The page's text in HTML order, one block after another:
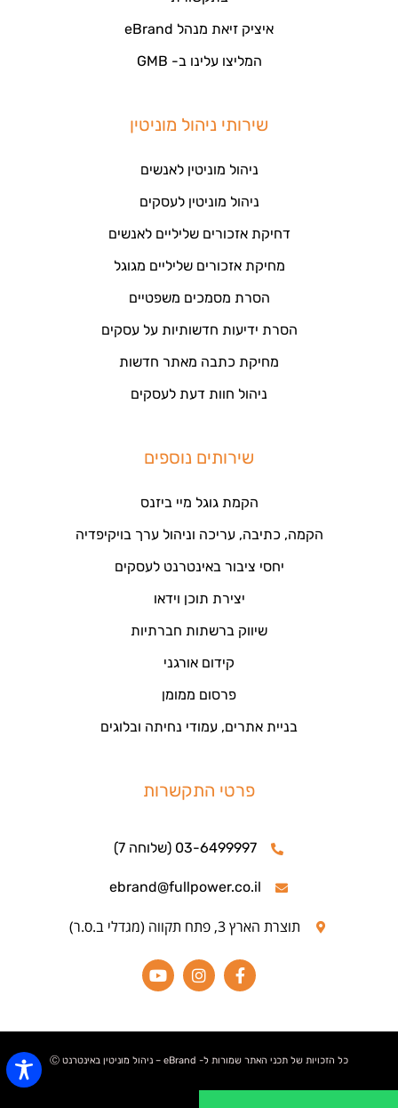
איציק זיאת מנהל eBrand
המליצו עלינו ב- GMB
שירותי ניהול מוניטין
ניהול מוניטין לאנשים
ניהול מוניטין לעסקים
דחיקת אזכורים שליליים לאנשים
מחיקת אזכורים שליליים מגוגל
הסרת מסמכים משפטיים
הסרת ידיעות חדשותיות על עסקים
מחיקת כתבה מאתר חדשות
ניהול חוות דעת לעסקים
שירותים נוספים
הקמת גוגל מיי ביזנס
הקמה, כתיבה, עריכה וניהול ערך בויקיפדיה
יחסי ציבור באינטרנט לעסקים
יצירת תוכן וידאו
שיווק ברשתות חברתיות
קידום אורגני
פרסום ממומן
בניית אתרים, עמודי נחיתה ובלוגים
פרטי התקשרות
03-6499997 (שלוחה 7)
ebrand@fullpower.co.il
תוצרת הארץ 3, פתח תקווה (מגדלי ב.ס.ר)
כל הזכויות של תכני האתר שמורות ל- eBrand – ניהול מוניטין באינטרנט Ⓒ